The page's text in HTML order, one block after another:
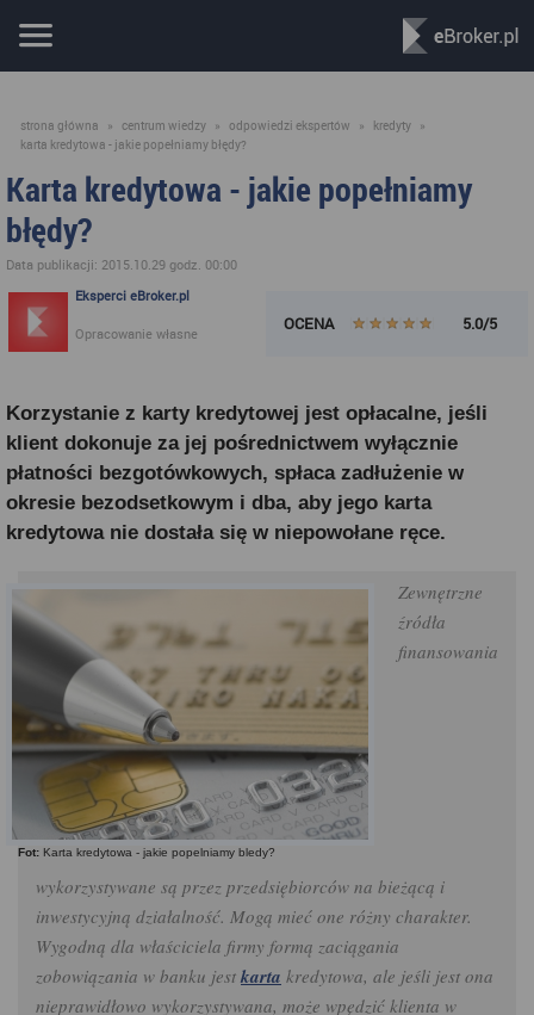
strona główna » centrum wiedzy » odpowiedzi ekspertów » kredyty »
karta kredytowa - jakie popełniamy błędy?
Karta kredytowa - jakie popełniamy
błędy?
Data publikacji: 2015.10.29 godz. 00:00
Eksperci eBroker.pl
Opracowanie własne OCENA 5.0/5
Korzystanie z karty kredytowej jest opłacalne, jeśli
klient dokonuje za jej pośrednictwem wyłącznie
płatności bezgotówkowych, spłaca zadłużenie w
okresie bezodsetkowym i dba, aby jego karta
kredytowa nie dostała się w niepowołane ręce.
Fot: Karta kredytowa - jakie popelniamy bledy?
Zewnętrzne
źródła
finansowania
wykorzystywane są przez przedsiębiorców na bieżącą i
inwestycyjną działalność. Mogą mieć one różny charakter.
Wygodną dla właściciela firmy formą zaciągania
zobowiązania w banku jest karta kredytowa, ale jeśli jest ona
nieprawidłowo wykorzystywana, może wpędzić klienta w